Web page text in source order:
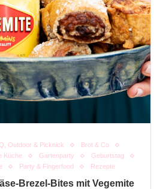
Outdoor & Picknick
Brot & Co
Küche Gartenparty
Geburtstag
Party & Fingerfood Rezepte
Brezel-Bites mit Vegemite